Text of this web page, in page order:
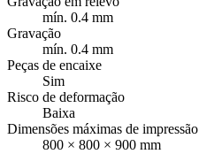
mín. 0.4 mm
Gravação
mín. 0.4 mm
Peças de encaixe
Sim
Risco de deformação
Baixa
Dimensões máximas de impressão
800 × 800 × 900 mm